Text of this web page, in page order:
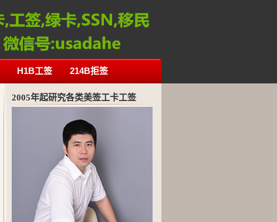
H1B工签 214B拒签
2005年起研究各类美签工卡工签